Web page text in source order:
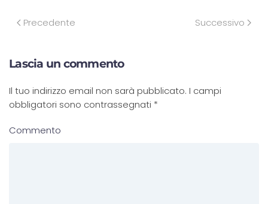
Precedente Successivo
Lascia un commento
Il tuo indirizzo email non sarà pubblicato. I campi
obbligatori sono contrassegnati *
Commento